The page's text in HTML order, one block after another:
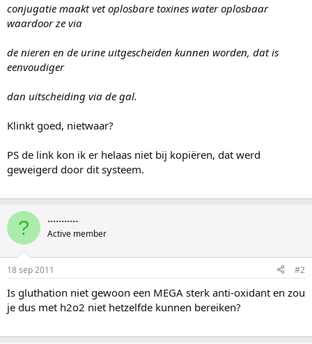
conjugatie maakt vet oplosbare toxines water oplosbaar
waardoor ze via
de nieren en de urine uitgescheiden kunnen worden, dat is
eenvoudiger
dan uitscheiding via de gal.
Klinkt goed, nietwaar?
PS de link kon ik er helaas niet bij kopiëren, dat werd
geweigerd door dit systeem.
? ...........
Active member
18 sep 2011 #2
Is gluthation niet gewoon een MEGA sterk anti-oxidant en zou
je dus met h2o2 niet hetzelfde kunnen bereiken?